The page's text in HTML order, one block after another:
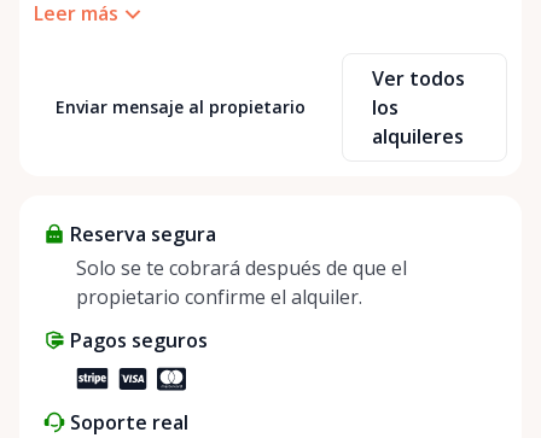
At Cody Party Rentals, we believe in the power of
sharing—giving others the chance to rent out their
items and experience the benefits of renting. It’s
positive impact on the environment. By choosing to
share instead of buy, we’re all doing our part to
make things easier on Mother Nature.
Leer más
Enviar mensaje al propietario
Ver todos
los
alquileres
Reserva segura
Solo se te cobrará después de que el
propietario confirme el alquiler.
Pagos seguros
Soporte real